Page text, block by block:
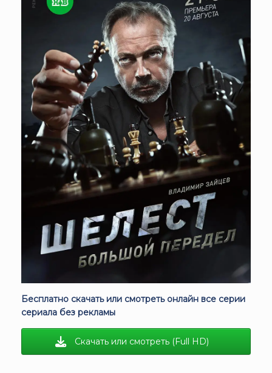
Бесплатно скачать или смотреть онлайн все серии
сериала без рекламы
Скачать или смотреть (Full HD)